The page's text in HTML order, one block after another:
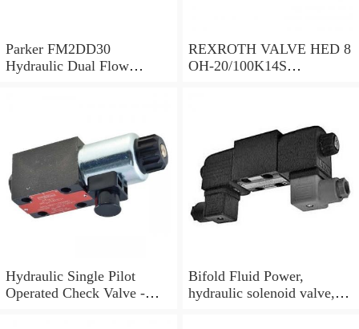
Parker FM2DD30
Hydraulic Dual Flow
REXROTH VALVE HED 8
OH-20/100K14S
Hydraulic Single Pilot
Operated Check Valve -
Bifold Fluid Power,
hydraulic solenoid valve,